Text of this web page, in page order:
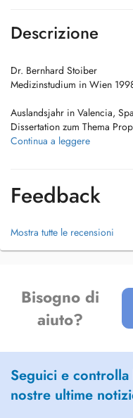
Descrizione
Dr. Bernhard Stoiber
Medizinstudium in Wien
Auslandsjahr in Valencia,
Dissertation zum Thema
Streptokokken Infektionen
Universitätsfrauenklinik
Spital Wetzikon, Schweiz
Brustzentrum Zürich, PD Dr.
Oberärztliche Tätigkeit
Wissenschaftliche Tätigkeit:
5 Publikationen in
Spezialisierungen:
Geburtshilfe
Continua a leggere
Feedback
Mostra tutte le recensioni
Bisogno di
aiuto?
Seguici e controlla
nostre ultime